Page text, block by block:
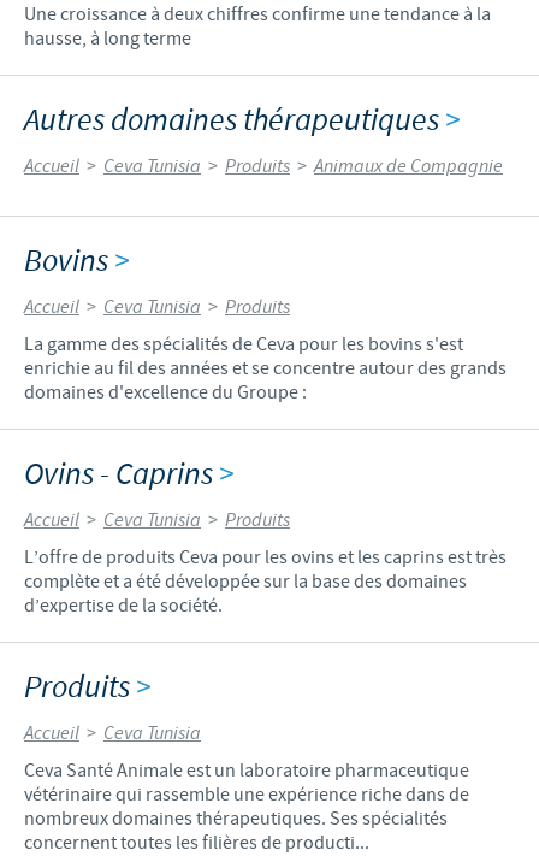
Une croissance à deux chiffres confirme une tendance à la
hausse, à long terme
Autres domaines thérapeutiques>
Accueil > Ceva Tunisia > Produits > Animaux de Compagnie
Bovins>
Accueil > Ceva Tunisia > Produits
La gamme des spécialités de Ceva pour les bovins s'est
enrichie au fil des années et se concentre autour des grands
domaines d'excellence du Groupe :
Ovins - Caprins>
Accueil > Ceva Tunisia > Produits
L’offre de produits Ceva pour les ovins et les caprins est très
complète et a été développée sur la base des domaines
d’expertise de la société.
Produits>
Accueil > Ceva Tunisia
Ceva Santé Animale est un laboratoire pharmaceutique
vétérinaire qui rassemble une expérience riche dans de
nombreux domaines thérapeutiques. Ses spécialités
concernent toutes les filières de producti...